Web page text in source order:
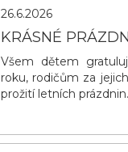
26.6.2026
KRÁSNÉ
Všem dětem
roku, rodičům za
prožití letních